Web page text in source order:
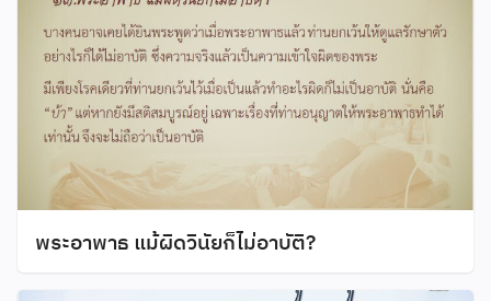
พระอาพาธ แม้ผิดวินัยก็ไม่อาบัติ?